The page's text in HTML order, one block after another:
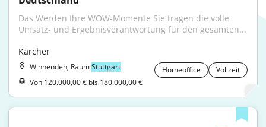
Das Werden Ihre WOW-Momente Sie tragen die volle
Umsatz- und Ergebnisverantwortung für den gesamten...
Kärcher
Winnenden, RaumStuttgart Homeoffice
Vollzeit
Von 120.000,00 € bis 180.000,00 €